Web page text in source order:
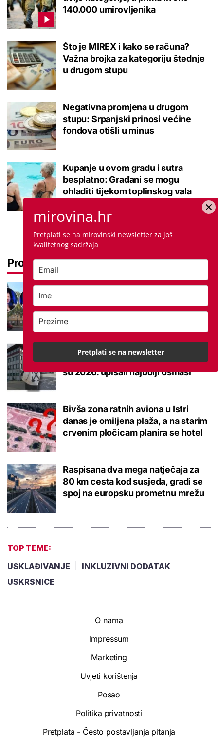
140.000 umirovljenika
Što je MIREX i kako se računa?
Važna brojka za kategoriju štednje
u drugom stupu
Negativna promjena u drugom
stupu: Srpanjski prinosi većine
fondova otišli u minus
Kupanje u ovom gradu i sutra
besplatno: Građani se mogu
ohladiti tijekom toplinskog vala
Pročitaj još
Ovo je 5 mana života u
brucoš mora naviknuti
Ovo je 10 srednjoškolskih smjerova
u Krapinsko-zagorskoj županiji koje
su 2026. upisali najbolji osmaši
Bivša zona ratnih aviona u Istri
danas je omiljena plaža, a na starim
crvenim pločicam planira se hotel
Raspisana dva mega natječaja za
80 km cesta kod susjeda, gradi se
spoj na europsku prometnu mrežu
TOP TEME:
USKLAĐIVANJE
INKLUZIVNI DODATAK
USKRSNICE
O nama
Impressum
Marketing
Uvjeti korištenja
Posao
Politika privatnosti
Pretplata - Često postavljanja pitanja
mirovina.hr
Pretplati se na mirovinski newsletter za još
kvalitetnog sadržaja
Pretplati se na newsletter